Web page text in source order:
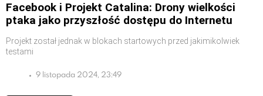
Facebook i Projekt Catalina: Drony wielkości
ptaka jako przyszłość dostępu do Internetu
Projekt został jednak w blokach startowych przed jakimikolwiek
testami
9 listopada 2024, 23:49